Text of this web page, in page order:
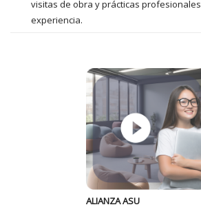
visitas de obra y prácticas
experiencia.
ALIANZA ASU